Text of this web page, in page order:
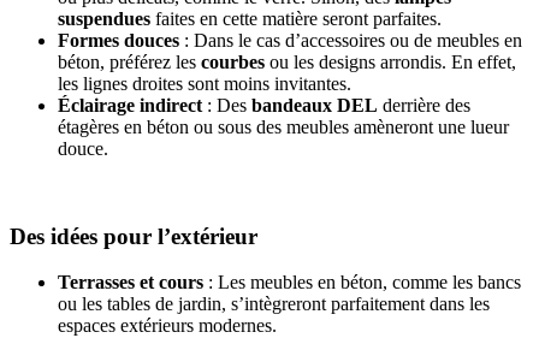
suspendues faites en cette matière seront parfaites.
Formes douces : Dans le cas d’accessoires ou de meubles en
béton, préférez les courbes ou les designs arrondis. En effet,
les lignes droites sont moins invitantes.
Éclairage indirect : Des bandeaux DEL derrière des
étagères en béton ou sous des meubles amèneront une lueur
douce.
Des idées pour l’extérieur
Terrasses et cours : Les meubles en béton, comme les bancs
ou les tables de jardin, s’intègreront parfaitement dans les
espaces extérieurs modernes.